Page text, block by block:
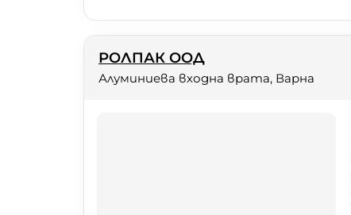
РОЛПАК ООД
Алуминиева входна врата, Варна